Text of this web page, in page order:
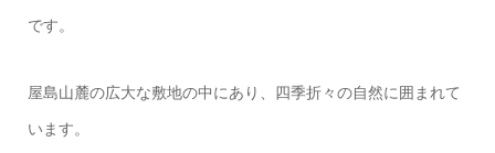
です。
屋島山麓の広大な敷地の中にあり、四季折々の自然に囲まれて
います。